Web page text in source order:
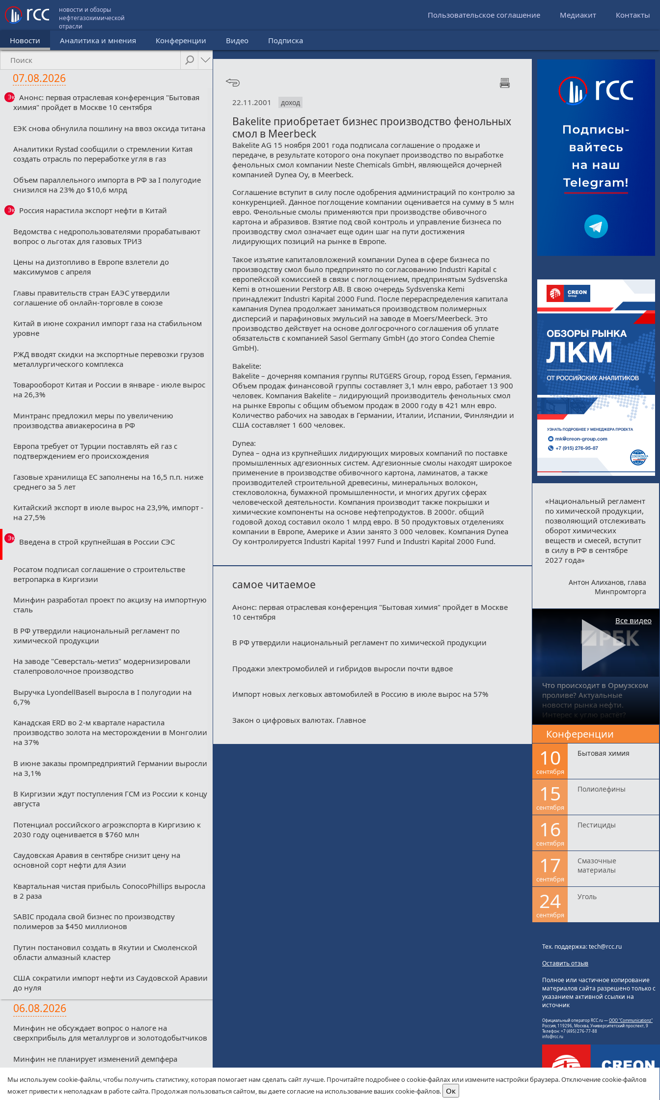
новости и обзоры
нефтегазохимической
отрасли
Пользовательское соглашение Медиакит Контакты
Новости Аналитика и мнения Конференции Видео Подписка
07.08.2026
Эксклюзив
Анонс: первая отраслевая конференция "Бытовая
химия" пройдет в Москве 10 сентября
ЕЭК снова обнулила пошлину на ввоз оксида титана
Аналитики Rystad сообщили о стремлении Китая
создать отрасль по переработке угля в газ
Объем параллельного импорта в РФ за I полугодие
снизился на 23% до $10,6 млрд
Эксклюзив
Россия нарастила экспорт нефти в Китай
Ведомства с недропользователями прорабатывают
вопрос о льготах для газовых ТРИЗ
Цены на дизтопливо в Европе взлетели до
максимумов с апреля
Главы правительств стран ЕАЭС утвердили
соглашение об онлайн-торговле в союзе
Китай в июне сохранил импорт газа на стабильном
уровне
РЖД вводят скидки на экспортные перевозки грузов
металлургического комплекса
Товарооборот Китая и России в январе - июле вырос
на 26,3%
Минтранс предложил меры по увеличению
производства авиакеросина в РФ
Европа требует от Турции поставлять ей газ с
подтверждением его происхождения
Газовые хранилища ЕС заполнены на 16,5 п.п. ниже
среднего за 5 лет
Китайский экспорт в июле вырос на 23,9%, импорт -
на 27,5%
Эксклюзив
Введена в строй крупнейшая в России СЭС
Росатом подписал соглашение о строительстве
ветропарка в Киргизии
Минфин разработал проект по акцизу на импортную
сталь
В РФ утвердили национальный регламент по
химической продукции
На заводе "Северсталь-метиз" модернизировали
сталепроволочное производство
Выручка LyondellBasell выросла в I полугодии на
6,7%
Канадская ERD во 2-м квартале нарастила
производство золота на месторождении в Монголии
на 37%
В июне заказы промпредприятий Германии выросли
на 3,1%
В Киргизии ждут поступления ГСМ из России к концу
августа
Потенциал российского агроэкспорта в Киргизию к
2030 году оценивается в $760 млн
Саудовская Аравия в сентябре снизит цену на
основной сорт нефти для Азии
Квартальная чистая прибыль ConocoPhillips выросла
в 2 раза
SABIC продала свой бизнес по производству
полимеров за $450 миллионов
Путин постановил создать в Якутии и Смоленской
области алмазный кластер
США сократили импорт нефти из Саудовской Аравии
до нуля
06.08.2026
Минфин не обсуждает вопрос о налоге на
сверхприбыль для металлургов и золотодобытчиков
Минфин не планирует изменений демпфера
Минфин против любых налоговых льгот для малых
нефтекомпаний из-за дефицитного бюджета
22.11.2001 доход
Bakelite приобретает бизнес производство фенольных
смол в Meerbeck
Bakelite AG 15 ноября 2001 года подписала соглашение о продаже и
передаче, в результате которого она покупает производство по выработке
фенольных смол компании Neste Chemicals GmbH, являющейся дочерней
компанией Dynea Oy, в Meerbeck.
Соглашение вступит в силу после одобрения администраций по контролю за
конкуренцией. Данное поглощение компании оценивается на сумму в 5 млн
евро. Фенольные смолы применяются при производстве обивочного
картона и абразивов. Взятие под свой контроль и управление бизнеса по
производству смол означает еще один шаг на пути достижения
лидирующих позиций на рынке в Европе.
Такое изъятие капиталовложений компании Dynea в сфере бизнеса по
производству смол было предпринято по согласованию Industri Kapital с
европейской комиссией в связи с поглощением, предпринятым Sydsvenska
Kemi в отношении Perstorp AB. В свою очередь Sydsvenska Kemi
принадлежит Industri Kapital 2000 Fund. После перераспределения капитала
кампания Dynea продолжает заниматься производством полимерных
дисперсий и парафиновых эмульсий на заводе в Moers/Meerbeck. Это
производство действует на основе долгосрочного соглашения об уплате
обязательств с компанией Sasol Germany GmbH (до этого Condea Chemie
GmbH).
Bakelite:
Bakelite – дочерняя компания группы RUTGERS Group, город Essen, Германия.
Объем продаж финансовой группы составляет 3,1 млн евро, работает 13 900
человек. Компания Bakelite – лидирующий производитель фенольных смол
на рынке Европы с общим объемом продаж в 2000 году в 421 млн евро.
Количество рабочих на заводах в Германии, Италии, Испании, Финляндии и
США составляет 1 600 человек.
Dynea:
Dynea – одна из крупнейших лидирующих мировых компаний по поставке
промышленных адгезионных систем. Адгезионные смолы находят широкое
применение в производстве обивочного картона, ламинатов, а также
производителей строительной древесины, минеральных волокон,
стекловолокна, бумажной промышленности, и многих других сферах
человеческой деятельности. Компания производит также покрышки и
химические компоненты на основе нефтепродуктов. В 2000г. общий
годовой доход составил около 1 млрд евро. В 50 продуктовых отделениях
компании в Европе, Америке и Азии занято 3 000 человек. Компания Dynea
Oy контролируется Industri Kapital 1997 Fund и Industri Kapital 2000 Fund.
самое читаемое
Анонс: первая отраслевая конференция "Бытовая химия" пройдет в Москве
10 сентября
В РФ утвердили национальный регламент по химической продукции
Продажи электромобилей и гибридов выросли почти вдвое
Импорт новых легковых автомобилей в Россию в июле вырос на 57%
Закон о цифровых валютах. Главное
«Национальный регламент
по химической продукции,
позволяющий отслеживать
оборот химических
веществ и смесей, вступит
в силу в РФ в сентябре
2027 года»
Антон Алиханов, глава
Минпромторга
Что происходит в Ормузском
проливе? Актуальные
новости рынка нефти.
Интерес к углю растёт?
Все видео
Конференции
10
сентября
Бытовая химия
15
сентября
Полиолефины
16
сентября
Пестициды
17
сентября
Смазочные
материалы
24
сентября
Уголь
Тех. поддержка: tech@rcc.ru
Оставить отзыв
Полное или частичное копирование
материалов сайта разрешено только с
указанием активной ссылки на
источник
Официальный оператор RCC.ru —ООО "Communicationz"
Россия, 119296, Москва, Университетский проспект, 9
Телефон: +7 (495) 276-77-88
info@rcc.ru
Мы используем cookie-файлы, чтобы получить статистику, которая помогает нам сделать сайт лучше. Прочитайте подробнее о cookie-файлах или измените настройки браузера. Отключение cookie-файлов
может привести к неполадкам в работе сайта. Продолжая пользоваться сайтом, вы даете согласие на использование ваших cookie-файлов.